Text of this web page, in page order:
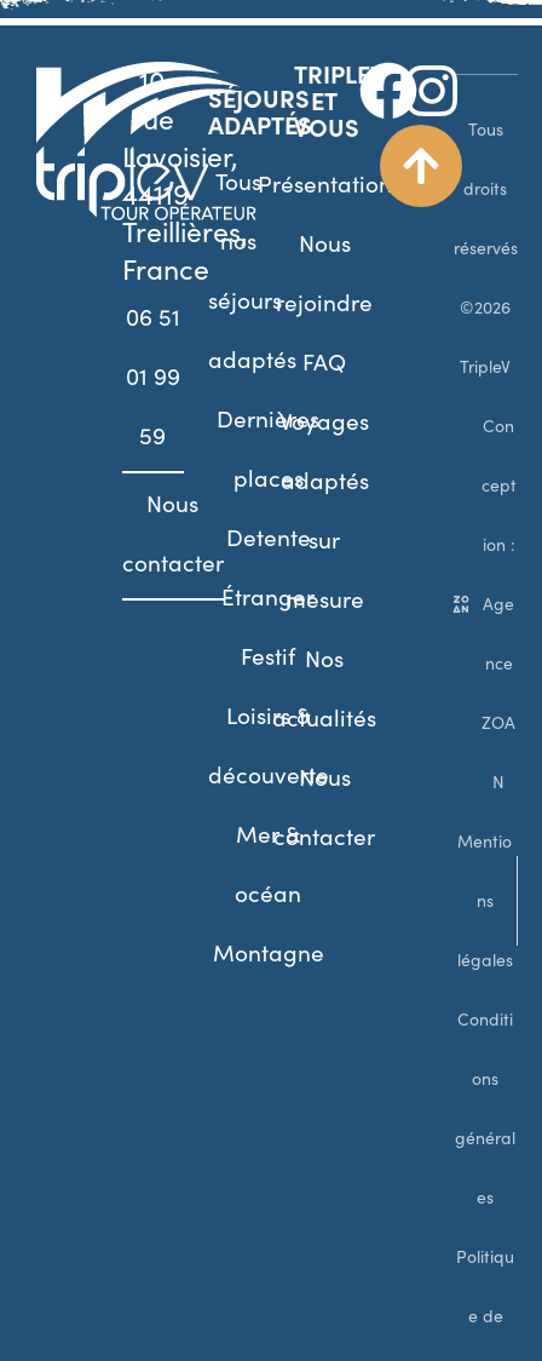
10
rue
Lavoisier,
44119
Treillières,
France
06 51
01 99
59
Nous
contacter
SÉJOURS
ADAPTÉS
Tous
nos
séjours
adaptés
Dernières
places
Detente
Étranger
Festif
Loisirs &
découverte
Mer &
océan
Montagne
TRIPLEV
ET
VOUS
Présentation
Nous
rejoindre
FAQ
Voyages
adaptés
sur
mesure
Nos
actualités
Nous
contacter
Tous
droits
réservés
©2026
TripleV
Con
cept
ion :
Age
nce
ZOA
N
Mentio
ns
légales
Conditi
ons
général
es
Politiqu
e de